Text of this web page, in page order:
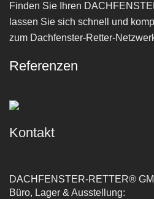
Finden Sie Ihren
lassen Sie sich schnell und
zum Dachfenster-Retter-
Referenzen
Kontakt
DACHFENSTER-RETTER®
Büro, Lager & Ausstellung: